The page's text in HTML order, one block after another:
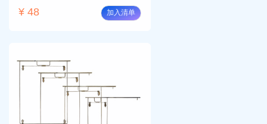
¥ 48 加入清单